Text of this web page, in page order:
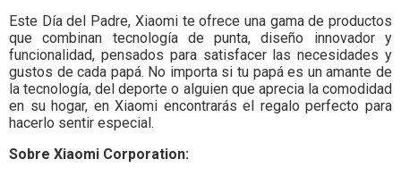
Este Día del Padre, Xiaomi te ofrece una gama de productos
que combinan tecnología de punta, diseño innovador y
funcionalidad, pensados para satisfacer las necesidades y
gustos de cada papá. No importa si tu papá es un amante de
la tecnología, del deporte o alguien que aprecia la comodidad
en su hogar, en Xiaomi encontrarás el regalo perfecto para
hacerlo sentir especial.
Sobre Xiaomi Corporation: